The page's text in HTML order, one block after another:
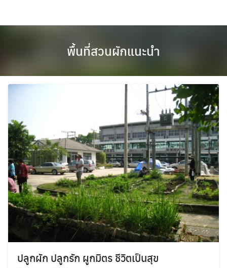
พื้นที่สวนผักแนะนำ
ปลูกผัก ปลูกรัก ผูกมิตร ชีวิตเป็นสุข